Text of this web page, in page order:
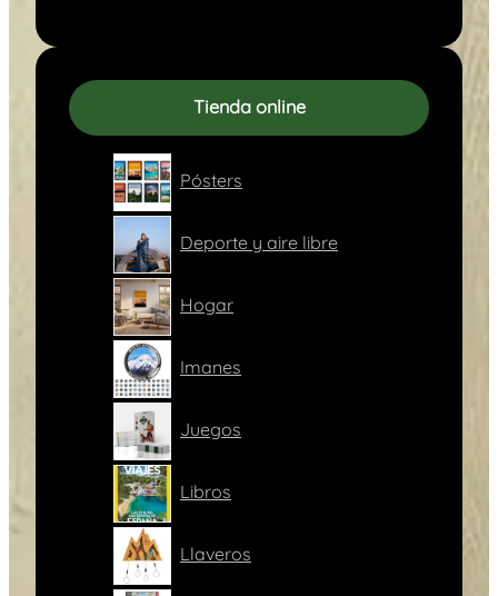
Tienda online
Pósters
Deporte y aire libre
Hogar
Imanes
Juegos
Libros
Llaveros